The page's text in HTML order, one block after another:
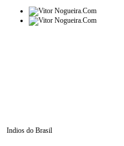
Indios do Brasil